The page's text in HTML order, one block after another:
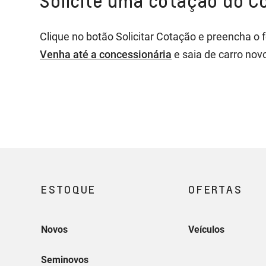
A substituição será realizada por meio de
aprovação prévia do Consórcio Nacional
Clique no botão Solicitar Cotação e preencha
Venha até a concessionária e saia de carro